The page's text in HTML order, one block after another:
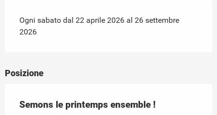
Ogni sabato dal 22 aprile 2026 al 26 settembre
2026
Posizione
Semons le printemps ensemble !